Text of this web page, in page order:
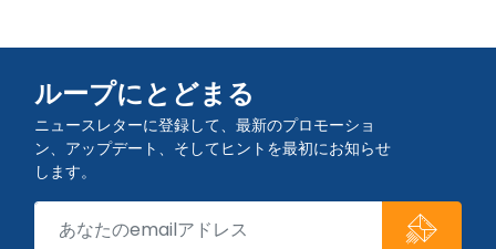
ループにとどまる
ニュースレターに登録して、最新のプロモーショ
ン、アップデート、そしてヒントを最初にお知らせ
します。